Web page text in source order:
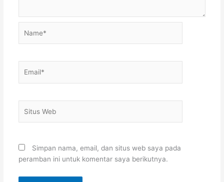
Web
Simpan nama, email, dan situs web saya pada
peramban ini untuk komentar saya berikutnya.